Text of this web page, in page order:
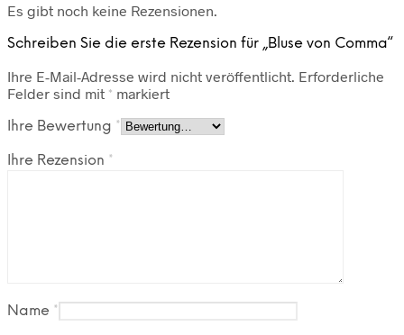
Es gibt noch keine Rezensionen.
Schreiben Sie die erste Rezension für „Bluse von Comma“
Ihre E-Mail-Adresse wird nicht veröffentlicht. Erforderliche
Felder sind mit * markiert
Ihre Bewertung *
Ihre Rezension *
Name *